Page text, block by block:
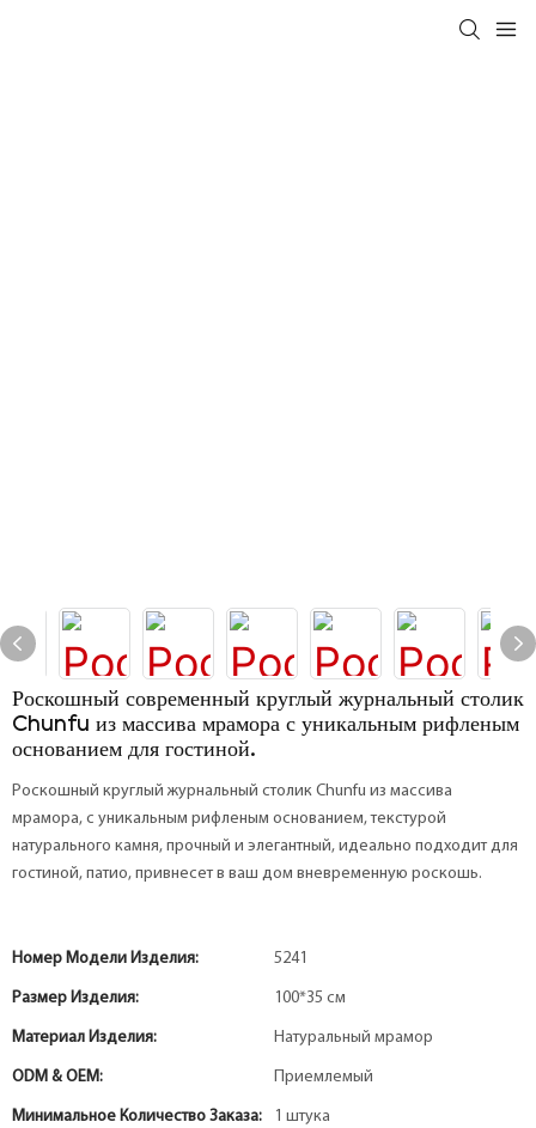
Роскошный современный круглый журнальный столик
Chunfu из массива мрамора с уникальным рифленым
основанием для гостиной.
Роскошный круглый журнальный столик Chunfu из массива
мрамора, с уникальным рифленым основанием, текстурой
натурального камня, прочный и элегантный, идеально подходит для
гостиной, патио, привнесет в ваш дом вневременную роскошь.
Номер Модели Изделия: 5241
Размер Изделия: 100*35 см
Материал Изделия: Натуральный мрамор
ODM & OEM: Приемлемый
Минимальное Количество Заказа: 1 штука